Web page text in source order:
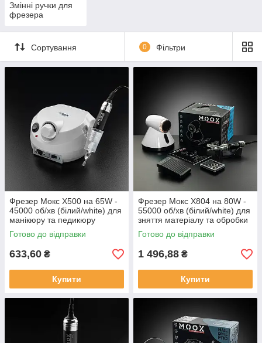
Змінні ручки для
фрезера
Сортування 0 Фільтри
Фрезер Мокс X500 на 65W -
45000 об/хв (білий/white) для
манікюру та педикюру
Готово до відправки
633,60 ₴
Купити
Фрезер Мокс X804 на 80W -
55000 об/хв (білий/white) для
зняття матеріалу та обробки
кутикули
Готово до відправки
1 496,88 ₴
Купити